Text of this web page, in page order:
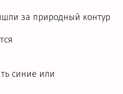
за природный контур
синие или